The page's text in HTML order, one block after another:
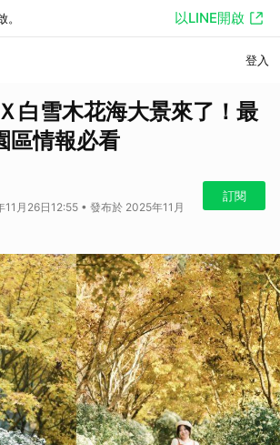
以LINE開啟
登入
白雪木花海大景來了！最
區情報必看
月26日12:55 • 發布於 2025年11月
訂閱